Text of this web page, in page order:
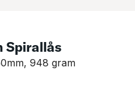
Spirallås
948 gram